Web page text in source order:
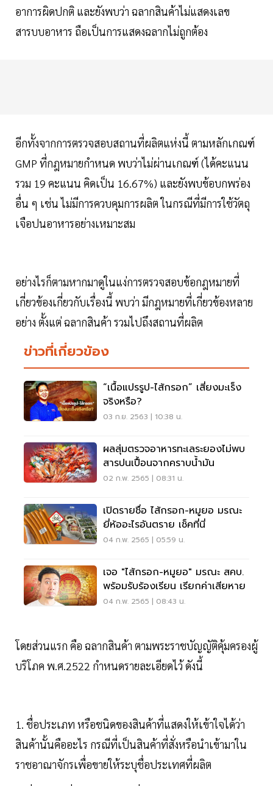
อาการผิดปกติ และยังพบว่า ฉลากสินค้าไม่แสดงเลข
สารบบอาหาร ถือเป็นการแสดงฉลากไม่ถูกต้อง
อีกทั้งจากการตรวจสอบสถานที่ผลิตแห่งนี้ ตามหลักเกณฑ์
GMP ที่กฎหมายกำหนด พบว่าไม่ผ่านเกณฑ์ (ได้คะแนน
รวม 19 คะแนน คิดเป็น 16.67%) และยังพบข้อบกพร่อง
อื่น ๆ เช่น ไม่มีการควบคุมการผลิต ในกรณีที่มีการใช้วัตถุ
เจือปนอาหารอย่างเหมาะสม
อย่างไรก็ตามหากมาดูในแง่การตรวจสอบข้อกฎหมายที่
เกี่ยวข้องเกี่ยวกับเรื่องนี้ พบว่า มีกฎหมายที่เกี่ยวข้องหลาย
อย่าง ตั้งแต่ ฉลากสินค้า รวมไปถึงสถานที่ผลิต
ข่าวที่เกี่ยวข้อง
“เนื้อแปรรูป-ไส้กรอก” เสี่ยงมะเร็ง
จริงหรือ?
03 ก.ย. 2563 | 10:38 น.
ผลสุ่มตรวจอาหารทะเลระยองไม่พบ
สารปนเปื้อนจากคราบน้ำมัน
02 ก.พ. 2565 | 08:31 น.
เปิดรายชื่อ ไส้กรอก-หมูยอ มรณะ
ยี่ห้ออะไรอันตราย เช็คที่นี่
04 ก.พ. 2565 | 05:59 น.
เจอ "ไส้กรอก-หมูยอ" มรณะ สคบ.
พร้อมรับร้องเรียน เรียกค่าเสียหาย
04 ก.พ. 2565 | 08:43 น.
โดยส่วนแรก คือ ฉลากสินค้า ตามพระราชบัญญัติคุ้มครองผู้
บริโภค พ.ศ.2522 กำหนดรายละเอียดไว้ ดังนี้
1. ชื่อประเภท หรือชนิดของสินค้าที่แสดงให้เข้าใจได้ว่า
สินค้านั้นคืออะไร กรณีที่เป็นสินค้าที่สั่งหรือนำเข้ามาใน
ราชอาณาจักรเพื่อขายให้ระบุชื่อประเทศที่ผลิต